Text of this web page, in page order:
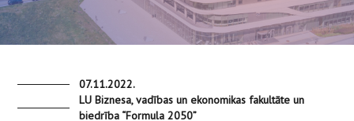
07.11.2022.
LU Biznesa, vadības un ekonomikas fakultāte un
biedrība “Formula 2050”